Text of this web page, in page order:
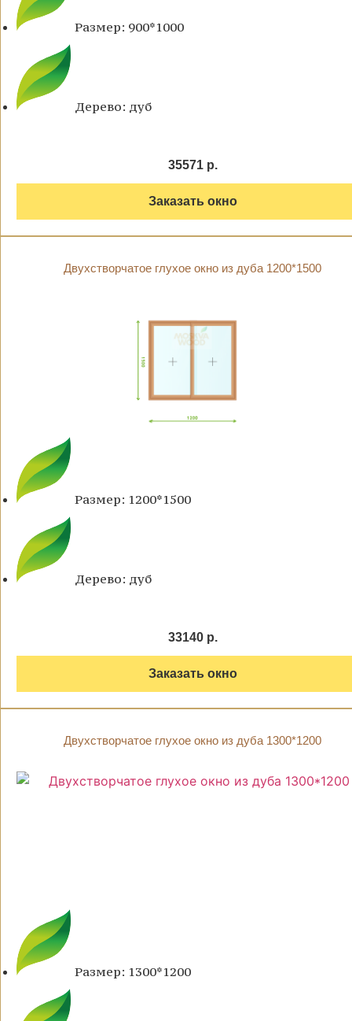
Размер: 900*1000
Дерево: дуб
35571 р.
Заказать окно
Двухстворчатое глухое окно из дуба 1200*1500
Размер: 1200*1500
Дерево: дуб
33140 р.
Заказать окно
Двухстворчатое глухое окно из дуба 1300*1200
Размер: 1300*1200